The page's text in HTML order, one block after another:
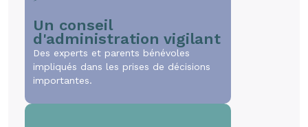
Un conseil
d'administration vigilant
Des experts et parents bénévoles
impliqués dans les prises de décisions
importantes.